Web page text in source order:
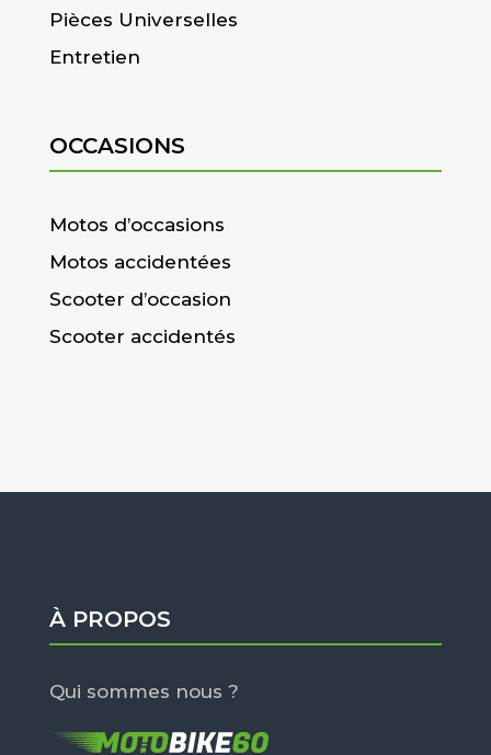
Pièces Universelles
Entretien
OCCASIONS
Motos d’occasions
Motos accidentées
Scooter d’occasion
Scooter accidentés
À PROPOS
Qui sommes nous ?